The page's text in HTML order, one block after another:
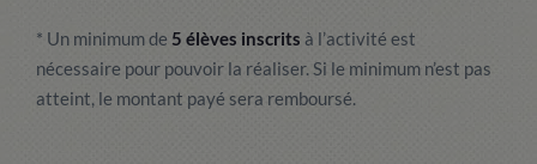
* Un minimum de 5 élèves inscrits à l’activité est
nécessaire pour pouvoir la réaliser. Si le minimum n’est pas
atteint, le montant payé sera remboursé.